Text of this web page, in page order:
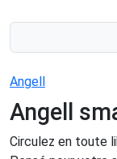
Angell
Angell
Circulez en toute